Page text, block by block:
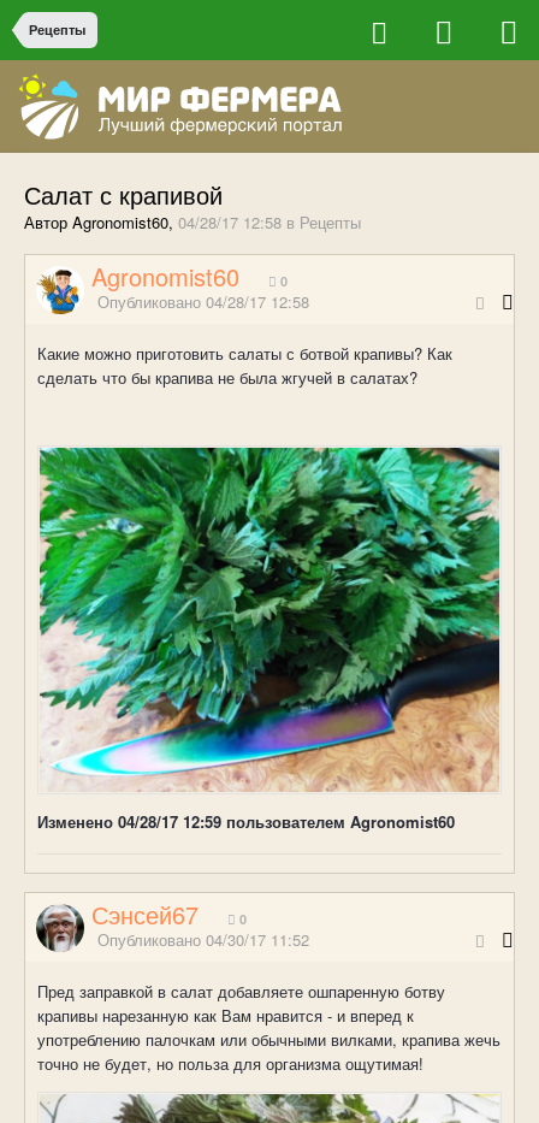
Рецепты
Салат с крапивой
Автор Agronomist60, 04/28/17 12:58 в Рецепты
Agronomist60 0
Опубликовано 04/28/17 12:58
Какие можно приготовить салаты с ботвой крапивы? Как
сделать что бы крапива не была жгучей в салатах?
Изменено 04/28/17 12:59 пользователем Agronomist60
Сэнсей67 0
Опубликовано 04/30/17 11:52
Пред заправкой в салат добавляете ошпаренную ботву
крапивы нарезанную как Вам нравится - и вперед к
употреблению палочкам или обычными вилками, крапива жечь
точно не будет, но польза для организма ощутимая!